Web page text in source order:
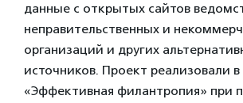
данные с открытых сайтов
неправительственных и
организаций и других
источников. Проект реализовали
«Эффективная филантропия» при